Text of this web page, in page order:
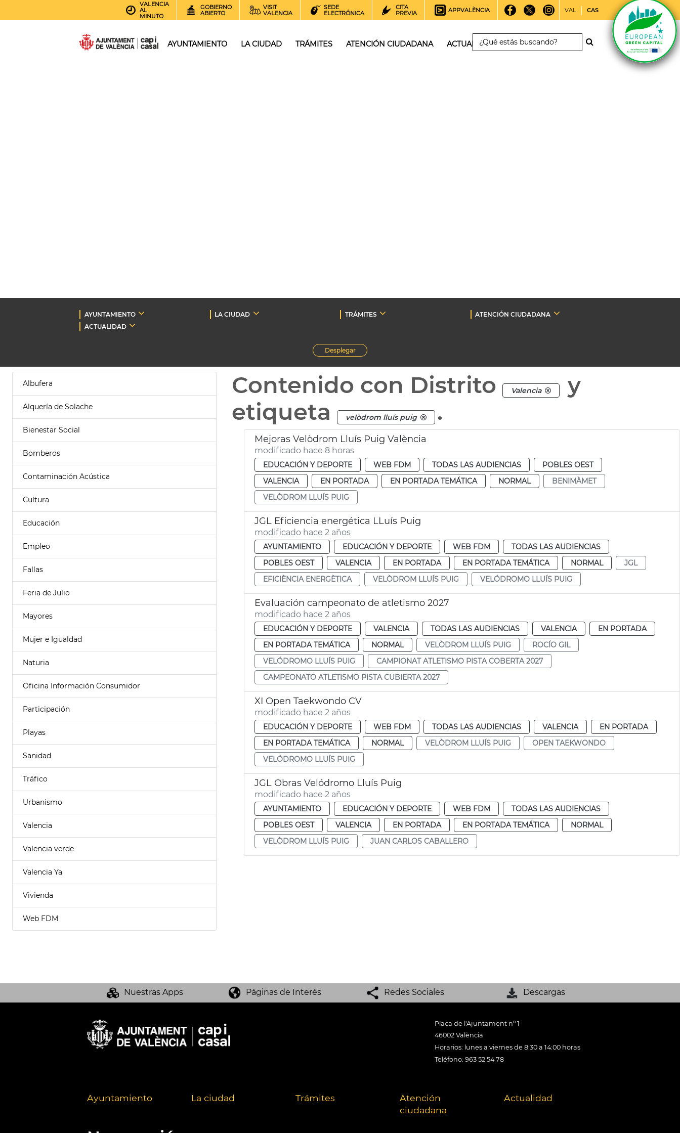
VALENCIA
AL
MINUTO
GOBIERNO
ABIERTO
VISIT
VALENCIA
SEDE
ELECTRÓNICA
CITA
PREVIA
APPVALÈNCIA VAL CAS
AYUNTAMIENTO LA CIUDAD TRÁMITES ATENCIÓN CIUDADANA ACTUALIDAD
AYUNTAMIENTO LA CIUDAD TRÁMITES
ATENCIÓN CIUDADANA
ACTUALIDAD
Desplegar
Albufera
Alquería de Solache
Bienestar Social
Bomberos
Contaminación Acústica
Cultura
Educación
Empleo
Fallas
Feria de Julio
Mayores
Mujer e Igualdad
Naturia
Oficina Información Consumidor
Participación
Playas
Sanidad
Tráfico
Urbanismo
Valencia
Valencia verde
Valencia Ya
Vivienda
Web FDM
Contenido con Distrito Valencia
y
etiqueta
velòdrom lluís puig .
Mejoras Velòdrom Lluís Puig València
modificado hace 8 horas
EDUCACIÓN Y DEPORTE WEB FDM TODAS LAS AUDIENCIAS
POBLES OEST
VALENCIA
EN PORTADA EN PORTADA TEMÁTICA NORMAL
BENIMÀMET
VELÒDROM LLUÍS PUIG
JGL Eficiencia energética LLuís Puig
modificado hace 2 años
AYUNTAMIENTO EDUCACIÓN Y DEPORTE WEB FDM
TODAS LAS AUDIENCIAS
POBLES OEST
VALENCIA EN PORTADA EN PORTADA TEMÁTICA NORMAL
JGL
EFICIÈNCIA ENERGÈTICA
VELÒDROM LLUÍS PUIG VELÓDROMO LLUÍS PUIG
Evaluación campeonato de atletismo 2027
modificado hace 2 años
EDUCACIÓN Y DEPORTE VALENCIA TODAS LAS AUDIENCIAS VALENCIA
EN PORTADA
EN PORTADA TEMÁTICA
NORMAL VELÒDROM LLUÍS PUIG
ROCÍO GIL
VELÓDROMO LLUÍS PUIG
CAMPIONAT ATLETISMO PISTA COBERTA 2027
CAMPEONATO ATLETISMO PISTA CUBIERTA 2027
XI Open Taekwondo CV
modificado hace 2 años
EDUCACIÓN Y DEPORTE WEB FDM TODAS LAS AUDIENCIAS VALENCIA
EN PORTADA
EN PORTADA TEMÁTICA
NORMAL VELÒDROM LLUÍS PUIG
OPEN TAEKWONDO
VELÓDROMO LLUÍS PUIG
JGL Obras Velódromo Lluís Puig
modificado hace 2 años
AYUNTAMIENTO EDUCACIÓN Y DEPORTE WEB FDM
TODAS LAS AUDIENCIAS
POBLES OEST
VALENCIA EN PORTADA EN PORTADA TEMÁTICA
NORMAL
VELÒDROM LLUÍS PUIG
JUAN CARLOS CABALLERO
Nuestras Apps Páginas de Interés Redes Sociales Descargas
Plaça de l'Ajuntament nº 1
46002 València
Horarios: lunes a viernes de 8:30 a 14:00 horas
Teléfono: 963 52 54 78
Ayuntamiento La ciudad Trámites
Atención
ciudadana
Actualidad